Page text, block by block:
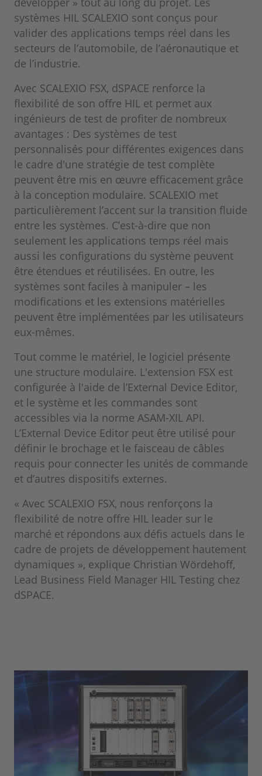
systèmes HIL SCALEXIO sont conçus pour
valider des applications temps réel dans les
secteurs de l’automobile, de l’aéronautique et
de l’industrie.
Avec SCALEXIO FSX, dSPACE renforce la
flexibilité de son offre HIL et permet aux
ingénieurs de test de profiter de nombreux
avantages : Des systèmes de test
personnalisés pour différentes exigences dans
le cadre d'une stratégie de test complète
peuvent être mis en œuvre efficacement grâce
à la conception modulaire. SCALEXIO met
particulièrement l’accent sur la transition fluide
entre les systèmes. C’est-à-dire que non
seulement les applications temps réel mais
aussi les configurations du système peuvent
être étendues et réutilisées. En outre, les
systèmes sont faciles à manipuler – les
modifications et les extensions matérielles
peuvent être implémentées par les utilisateurs
eux-mêmes.
Tout comme le matériel, le logiciel présente
une structure modulaire. L'extension FSX est
configurée à l'aide de l’External Device Editor,
et le système et les commandes sont
accessibles via la norme ASAM-XIL API.
L’External Device Editor peut être utilisé pour
définir le brochage et le faisceau de câbles
requis pour connecter les unités de commande
et d’autres dispositifs externes.
« Avec SCALEXIO FSX, nous renforçons la
flexibilité de notre offre HIL leader sur le
marché et répondons aux défis actuels dans le
cadre de projets de développement hautement
dynamiques », explique Christian Wördehoff,
Lead Business Field Manager HIL Testing chez
dSPACE.